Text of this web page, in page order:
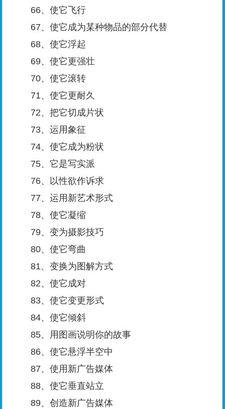
66、使它飞行
67、使它成为某种物品的部分代替
68、使它浮起
69、使它更强壮
70、使它滚转
71、使它更耐久
72、把它切成片状
73、运用象征
74、使它成为粉状
75、它是写实派
76、以性欲作诉求
77、运用新艺术形式
78、使它凝缩
79、变为摄影技巧
80、使它弯曲
81、变换为图解方式
82、使它成对
83、使它变更形式
84、使它倾斜
85、用图画说明你的故事
86、使它悬浮半空中
87、使用新广告媒体
88、使它垂直站立
89、创造新广告媒体